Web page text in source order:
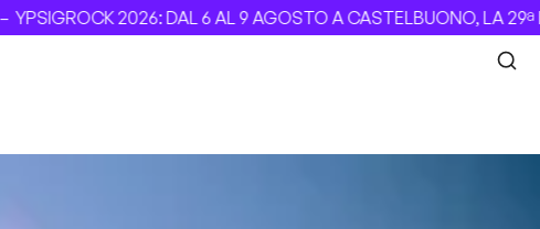
2026: DAL 6 AL 9 AGOSTO A CASTELBUONO, LA 29ª